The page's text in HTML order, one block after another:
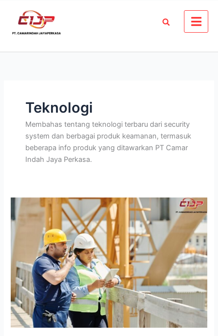
Teknologi
Membahas tentang teknologi terbaru dari security
system dan berbagai produk keamanan, termasuk
beberapa info produk yang ditawarkan PT Camar
Indah Jaya Perkasa.
Inspeksi
Keselamatan
Dengan
AI:
Otomatisasi
Kurangi
Kecelakaan
Kerja